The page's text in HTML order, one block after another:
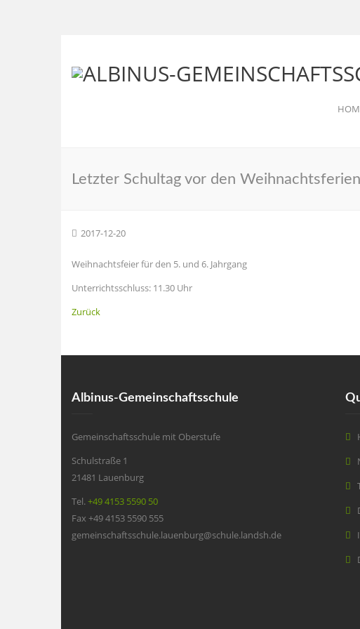
Letzter Schultag vor den Weihnachtsferien
2017-12-20
Weihnachtsfeier für den 5. und 6. Jahrgang
Unterrichtsschluss: 11.30 Uhr
Zurück
Albinus-Gemeinschaftsschule
Gemeinschaftsschule mit Oberstufe
Schulstraße 1
21481 Lauenburg
Tel.+49 4153 5590 50
Fax +49 4153 5590 555
gemeinschaftsschule.lauenburg@schule.landsh.de